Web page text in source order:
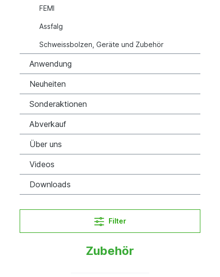
FEMI
Assfalg
Schweissbolzen, Geräte und Zubehör
Anwendung
Neuheiten
Sonderaktionen
Abverkauf
Über uns
Videos
Downloads
Filter
Zubehör